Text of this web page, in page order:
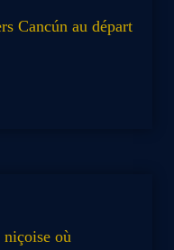
Cancún au départ
où